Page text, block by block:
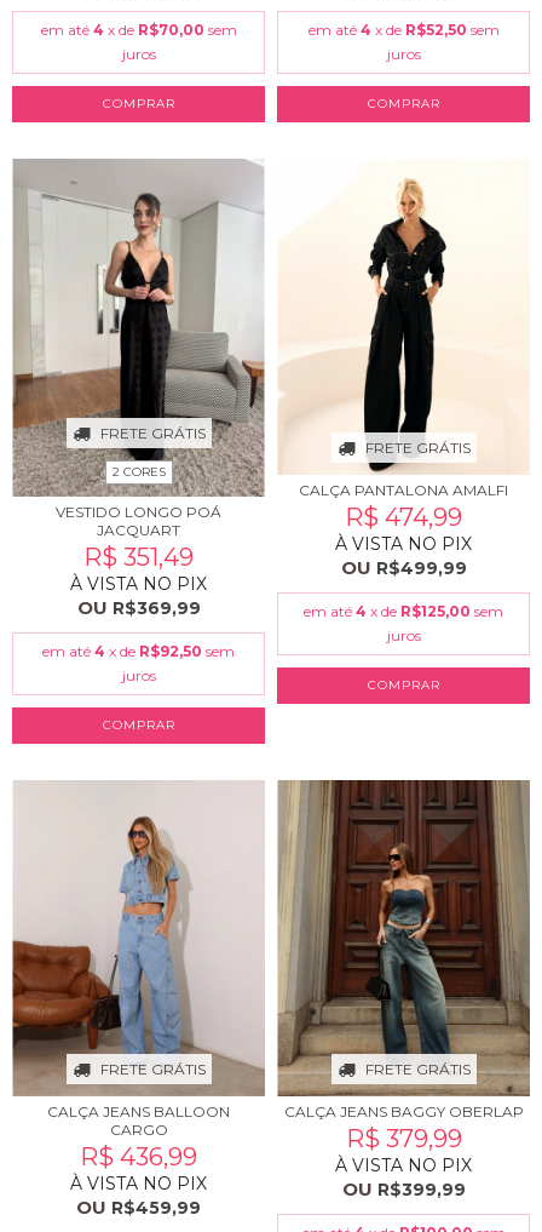
em até 4 x de R$70,00 sem
juros
COMPRAR
em até 4 x de R$52,50 sem
juros
COMPRAR
FRETE GRÁTIS
2 CORES
VESTIDO LONGO POÁ
JACQUART
R$ 351,49
À VISTA NO PIX
OU R$369,99
em até 4 x de R$92,50 sem
juros
COMPRAR
FRETE GRÁTIS
CALÇA PANTALONA AMALFI
R$ 474,99
À VISTA NO PIX
OU R$499,99
em até 4 x de R$125,00 sem
juros
COMPRAR
FRETE GRÁTIS
CALÇA JEANS BALLOON
CARGO
R$ 436,99
À VISTA NO PIX
OU R$459,99
FRETE GRÁTIS
CALÇA JEANS BAGGY OBERLAP
R$ 379,99
À VISTA NO PIX
OU R$399,99